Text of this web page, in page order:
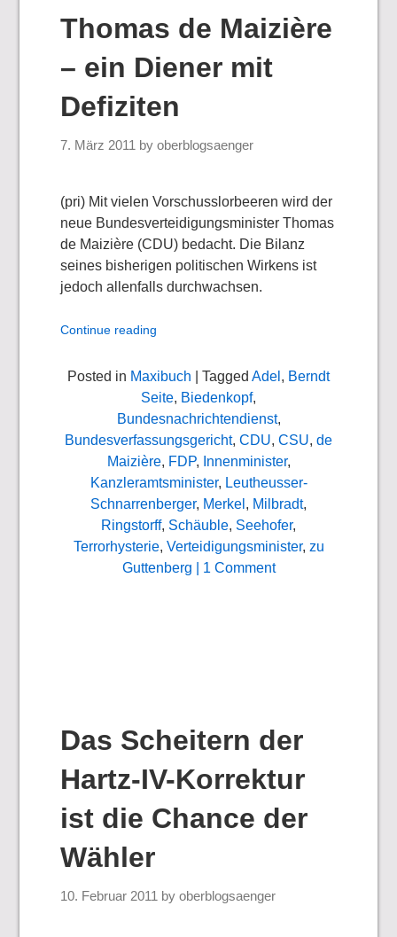
Thomas de Maizière
– ein Diener mit
Defiziten
7. März 2011 byoberblogsaenger
(pri) Mit vielen Vorschusslorbeeren wird der
neue Bundesverteidigungsminister Thomas
de Maizière (CDU) bedacht. Die Bilanz
seines bisherigen politischen Wirkens ist
jedoch allenfalls durchwachsen.
Continue reading
Posted in Maxibuch | Tagged Adel , Berndt
Seite, Biedenkopf,
Bundesnachrichtendienst,
Bundesverfassungsgericht, CDU, CSU, de
Maizière, FDP, Innenminister,
Kanzleramtsminister, Leutheusser-
Schnarrenberger, Merkel , Milbradt,
Ringstorff, Schäuble, Seehofer,
Terrorhysterie, Verteidigungsminister, zu
Guttenberg | 1 Comment
Das Scheitern der
Hartz-IV-Korrektur
ist die Chance der
Wähler
10. Februar 2011 byoberblogsaenger